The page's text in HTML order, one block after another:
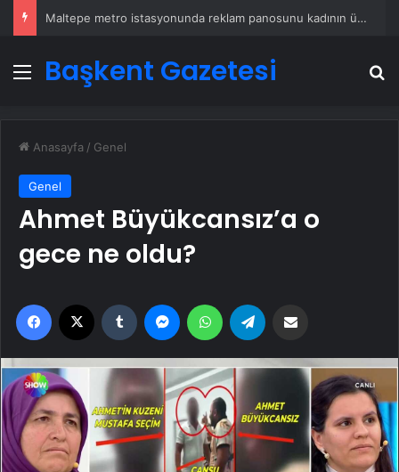
Maltepe metro istasyonunda reklam panosunu kadının üzerine düştü
Menü
Başkent Gazetesi
Anasayfa / Genel
Genel
Ahmet Büyükcansız’a o
gece ne oldu?
Facebook Tumblr MessengerWhatsApp